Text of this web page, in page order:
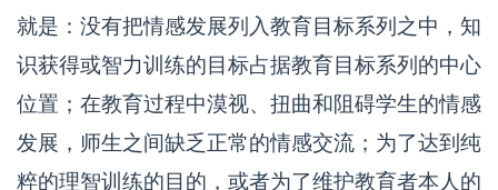
就是：没有把情感发展列入教育目标系列之中，知
识获得或智力训练的目标占据教育目标系列的中心
位置；在教育过程中漠视、扭曲和阻碍学生的情感
发展，师生之间缺乏正常的情感交流；为了达到纯
粹的理智训练的目的，或者为了维护教育者本人的